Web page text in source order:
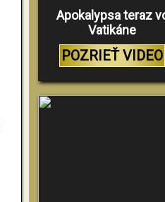
Apokalypsa teraz
Vatikáne
POZRIEŤ VIDEO